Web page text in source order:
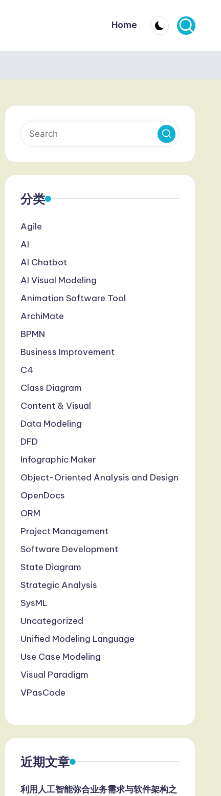
Home
分类
Agile
AI
AI Chatbot
AI Visual Modeling
Animation Software Tool
ArchiMate
BPMN
Business Improvement
C4
Class Diagram
Content & Visual
Data Modeling
DFD
Infographic Maker
Object-Oriented Analysis and Design
OpenDocs
ORM
Project Management
Software Development
State Diagram
Strategic Analysis
SysML
Uncategorized
Unified Modeling Language
Use Case Modeling
Visual Paradigm
VPasCode
近期文章
利用人工智能弥合业务需求与软件架构之